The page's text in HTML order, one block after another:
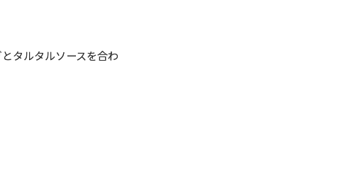
タルタルソースを合わ